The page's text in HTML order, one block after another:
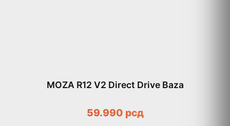
MOZA R12 V2 Direct Drive Baza
59.990 рсд